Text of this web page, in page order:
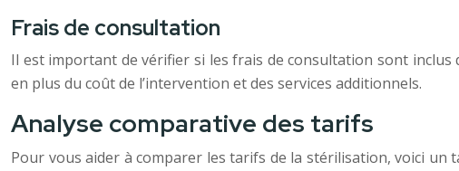
Frais de consultation
Il est important de vérifier si les frais de consultation sont
en plus du coût de l’intervention et des services additionnels.
Analyse comparative des tarifs
Pour vous aider à comparer les tarifs de la stérilisation, voici un